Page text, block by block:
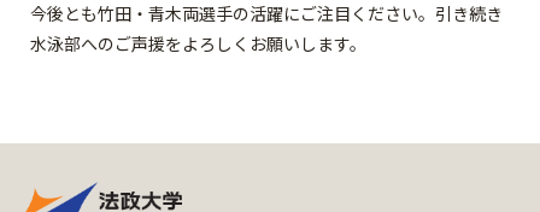
今後とも竹田・青木両選手の活躍にご注目ください。引き続き
水泳部へのご声援をよろしくお願いします。